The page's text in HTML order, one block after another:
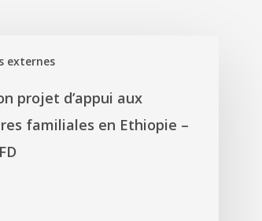
externes
projet d’appui aux
familiales en Ethiopie –